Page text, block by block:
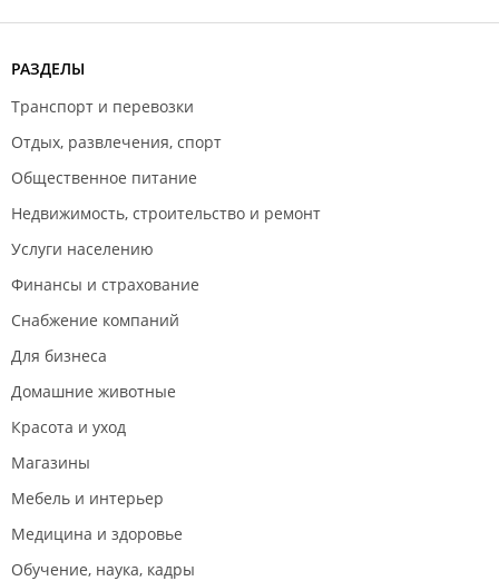
РАЗДЕЛЫ
Транспорт и перевозки
Отдых, развлечения, спорт
Общественное питание
Недвижимость, строительство и ремонт
Услуги населению
Финансы и страхование
Снабжение компаний
Для бизнеса
Домашние животные
Красота и уход
Магазины
Мебель и интерьер
Медицина и здоровье
Обучение, наука, кадры